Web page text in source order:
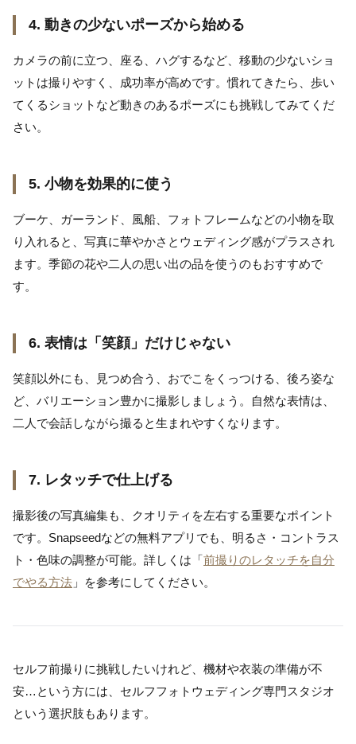
4. 動きの少ないポーズから始める
カメラの前に立つ、座る、ハグするなど、移動の少ないショ
ットは撮りやすく、成功率が高めです。慣れてきたら、歩い
てくるショットなど動きのあるポーズにも挑戦してみてくだ
さい。
5. 小物を効果的に使う
ブーケ、ガーランド、風船、フォトフレームなどの小物を取
り入れると、写真に華やかさとウェディング感がプラスされ
ます。季節の花や二人の思い出の品を使うのもおすすめで
す。
6. 表情は「笑顔」だけじゃない
笑顔以外にも、見つめ合う、おでこをくっつける、後ろ姿な
ど、バリエーション豊かに撮影しましょう。自然な表情は、
二人で会話しながら撮ると生まれやすくなります。
7. レタッチで仕上げる
撮影後の写真編集も、クオリティを左右する重要なポイント
です。Snapseedなどの無料アプリでも、明るさ・コントラス
ト・色味の調整が可能。詳しくは「前撮りのレタッチを自分
でやる方法 」を参考にしてください。
セルフ前撮りに挑戦したいけれど、機材や衣装の準備が不
安…という方には、セルフフォトウェディング専門スタジオ
という選択肢もあります。